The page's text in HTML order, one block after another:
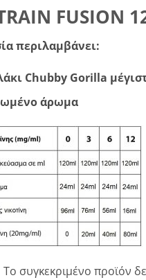
FUSION
περιλαμβάνει:
Chubby Gorilla
άρωμα
Το συγκεκριμένο προϊόν